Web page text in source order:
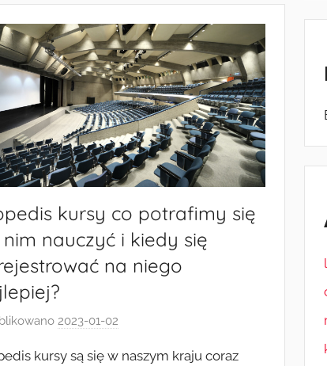
kursy co potrafimy się
nauczyć i kiedy się
na niego
2023-01-02
z
kursy są się w naszym kraju coraz